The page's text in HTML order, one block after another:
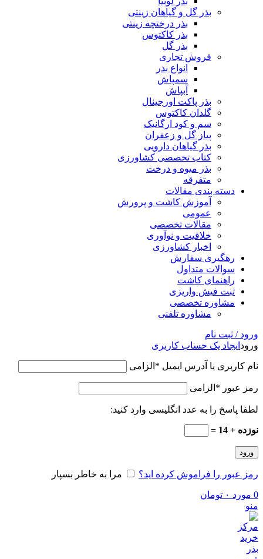
بذر گل و گیاهان زینتی
بذر درختچه زینتی
بذر کاکتوس
بذر گل
فروش تجاری
انواع بذر
سمپاش
آبپاش
بذر پاکت اورجینال
گلدان کاکتوس
سم و کود ارگانیک
پیاز گل و زعفران
بذر گیاهان دارویی
کتاب تخصصی کشاورزی
بذر میوه و درخت
متفرقه
دسته بندی مقالات
آموزش کاشت و پرورش
عمومی
مقالات تخصصی
خلاقیت و نوآوری
اخبار کشاورزی
رهگیری سفارش
سوالات متداول
راهنمای کاشت
ثبت فیش واریزی
مشاوره تخصصی
مشاوره تلفنی
ورود / ثبت نام
ورود ایجاد یک حساب کاربری
نام کاربری یا آدرس ایمیل * الزامی
رمز عبور * الزامی
لطفا پاسخ را به عدد انگلیسی وارد کنید:
نوزده + 14 =
ورود
رمز عبور را فراموش کرده اید؟ مرا به خاطر بسپار
0 مورد ۰ تومان
منو